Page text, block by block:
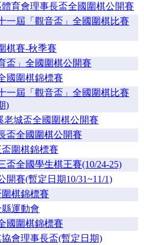
育會理事長盃全國圍棋公開賽
一屆「觀音盃」全國圍棋比賽
棋賽-秋季賽
盃」全國圍棋公開賽
國圍棋錦標賽
一屆「觀音盃」全國圍棋比賽
)
老城盃全國圍棋公開賽
盃全國圍棋公開賽
圍棋錦標賽
盃全國學生棋王賽(10/24-25)
開賽(暫定日期10/31~11/1)
棋錦標賽
運動會
國圍棋錦標賽
會理事長盃(暫定日期)